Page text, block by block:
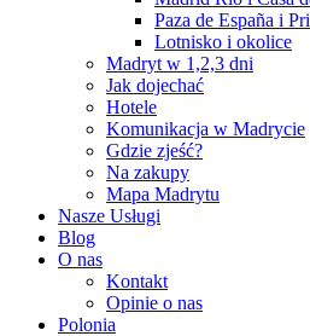
Paza de España i
Lotnisko i okolice
Madryt w 1,2,3 dni
Jak dojechać
Hotele
Komunikacja w Madrycie
Gdzie zjeść?
Na zakupy
Mapa Madrytu
Nasze Usługi
Blog
O nas
Kontakt
Opinie o nas
Polonia